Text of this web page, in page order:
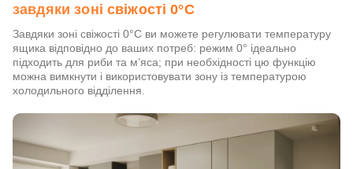
завдяки зоні свіжості 0°C
Завдяки зоні свіжості 0°C ви можете регулювати температуру
ящика відповідно до ваших потреб: режим 0° ідеально
підходить для риби та м’яса; при необхідності цю функцію
можна вимкнути і використовувати зону із температурою
холодильного відділення.